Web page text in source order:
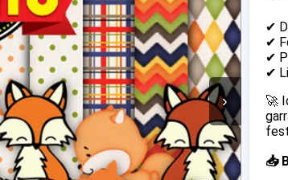
›
✔
✔
✔
✔
🚀
📥